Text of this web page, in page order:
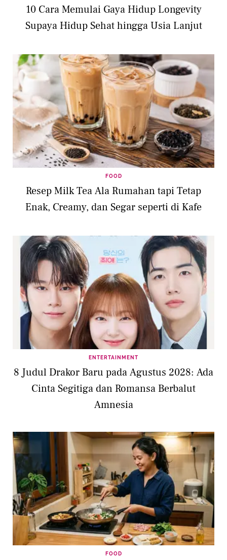
10 Cara Memulai Gaya Hidup Longevity
Supaya Hidup Sehat hingga Usia Lanjut
FOOD
Resep Milk Tea Ala Rumahan tapi Tetap
Enak, Creamy, dan Segar seperti di Kafe
ENTERTAINMENT
8 Judul Drakor Baru pada Agustus 2028: Ada
Cinta Segitiga dan Romansa Berbalut
Amnesia
FOOD